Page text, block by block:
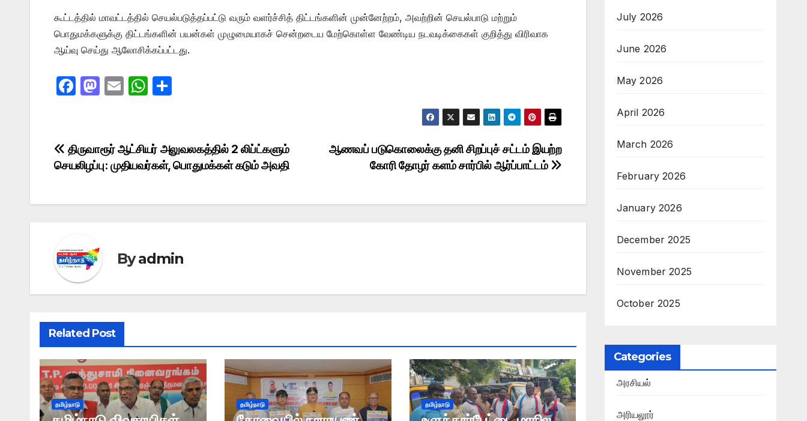
கூட்டத்தில் மாவட்டத்தில் செயல்படுத்தப்பட்டு வரும் வளர்ச்சித் திட்டங்களின் முன்னேற்றம், அவற்றின் செயல்பாடு மற்றும்
பொதுமக்களுக்கு திட்டங்களின் பயன்கள் முழுமையாகச் சென்றடைய மேற்கொள்ள வேண்டிய நடவடிக்கைகள் குறித்து விரிவாக
ஆய்வு செய்து ஆலோசிக்கப்பட்டது.
F
e
b
o
M
o
d
n
E
W
s
A
p
e
Post
navigation
ஆணவப் படுகொலைக்கு தனி சிறப்புச் சட்டம் இயற்ற
கோரி தோழர் களம் சார்பில் ஆர்ப்பாட்டம்
திருவாரூர் ஆட்சியர் அலுவலகத்தில் 2 லிப்ட்களும்
செயலிழப்பு: முதியவர்கள், பொதுமக்கள் கடும் அவதி
Byadmin
Related Post
தமிழ்நாடு தமிழ்நாடு தமிழ்நாடு
July 2026
June 2026
May 2026
April 2026
March 2026
February 2026
January 2026
December 2025
November 2025
October 2025
Categories
அரசியல்
அரியலூர்